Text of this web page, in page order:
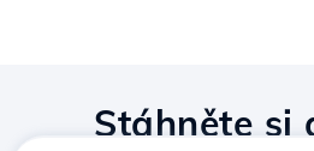
Stáhněte si